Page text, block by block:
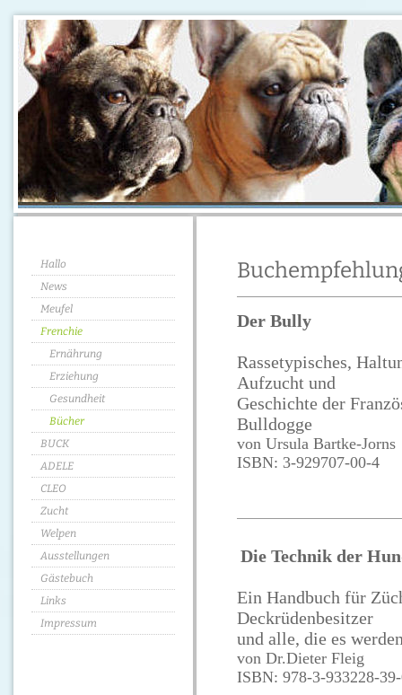
Hallo
News
Meufel
Frenchie
Ernährung
Erziehung
Gesundheit
Bücher
BUCK
ADELE
CLEO
Zucht
Welpen
Ausstellungen
Gästebuch
Links
Impressum
Der Bully
Rassetypisches,
Aufzucht und
Geschichte der
Bulldogge
von Ursula Bartke-Jorns
ISBN: 3-929707-00-4
Die Technik der
Ein Handbuch für
Deckrüdenbesitzer
und alle, die es
von Dr.Dieter Fleig
ISBN: 978-3-933228-